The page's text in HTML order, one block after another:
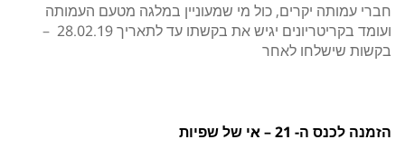
חברי עמותה יקרים, כול מי שמעוניין במלגה מטעם העמותה
ועומד בקריטריונים יגיש את בקשתו עד לתאריך 28.02.19 –
בקשות שישלחו לאחר
הזמנה לכנס ה- 21 – אי של שפיות